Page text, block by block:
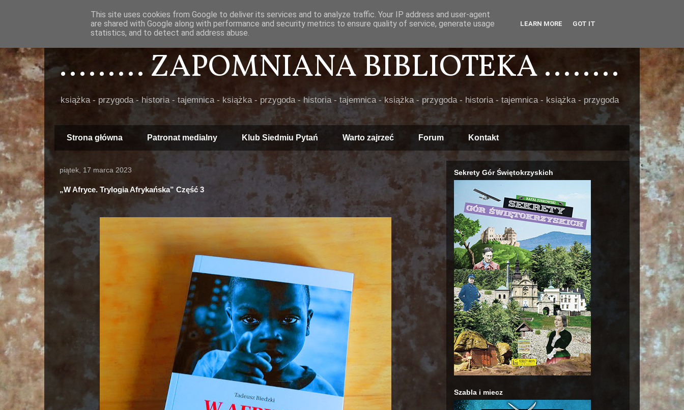
......... ZAPOMNIANA BIBLIOTEKA ........
książka - przygoda - historia - tajemnica - książka - przygoda - historia - tajemnica - książka - przygoda - historia - tajemnica - książka - przygoda
Strona główna Patronat medialny Klub Siedmiu Pytań Warto zajrzeć Forum Kontakt
piątek, 17 marca 2023
„W Afryce. Trylogia Afrykańska” Część 3
Sekrety Gór Świętokrzyskich
Szabla i miecz
This site uses cookies from Google to deliver its services and to analyze traffic. Your IP address and user-agent
are shared with Google along with performance and security metrics to ensure quality of service, generate usage
statistics, and to detect and address abuse.
LEARN MORE GOT IT